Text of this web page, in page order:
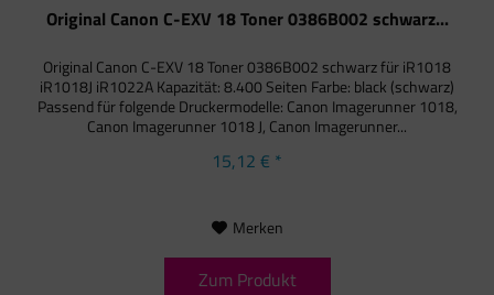
Original Canon C-EXV 18 Toner 0386B002 schwarz...
Original Canon C-EXV 18 Toner 0386B002 schwarz für iR1018
iR1018J iR1022A Kapazität: 8.400 Seiten Farbe: black (schwarz)
Passend für folgende Druckermodelle: Canon Imagerunner 1018,
Canon Imagerunner 1018 J, Canon Imagerunner...
15,12 € *
Merken
Zum Produkt